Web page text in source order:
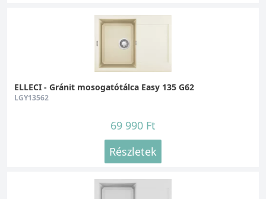
ELLECI - Gránit mosogatótálca Easy 135 G62
LGY13562
69 990 Ft
Részletek